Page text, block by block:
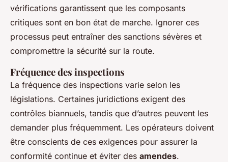
vérifications garantissent que les composants
critiques sont en bon état de marche. Ignorer ces
processus peut entraîner des sanctions sévères et
compromettre la sécurité sur la route.
Fréquence des inspections
La fréquence des inspections varie selon les
législations. Certaines juridictions exigent des
contrôles biannuels, tandis que d’autres peuvent les
demander plus fréquemment. Les opérateurs doivent
être conscients de ces exigences pour assurer la
conformité continue et éviter des amendes.